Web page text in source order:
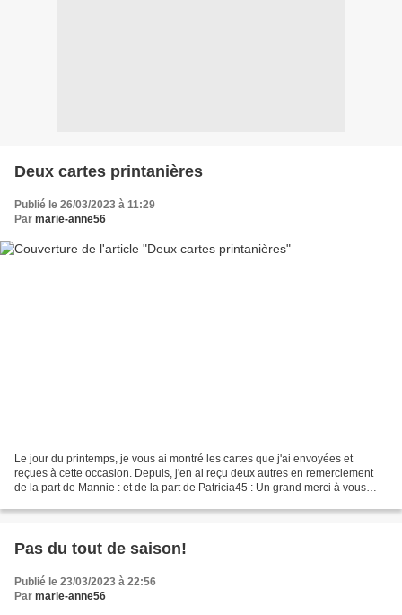
Deux cartes printanières
Publié le 26/03/2023 à 11:29
Par marie-anne56
Le jour du printemps, je vous ai montré les cartes que j'ai envoyées et
reçues à cette occasion. Depuis, j'en ai reçu deux autres en remerciement
de la part de Mannie : et de la part de Patricia45 : Un grand merci à vous
Pas du tout de saison!
Publié le 23/03/2023 à 22:56
Par marie-anne56